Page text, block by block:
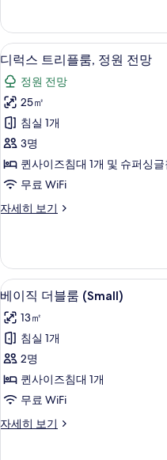
사
진
모
두
보
기
위
트,
정
원
전
망
자
세
히
보
기
디
럭
스
트
리
플
룸,
정
원
망
사
진
모
두
보
기
12
디럭스 트리플룸, 정원 전망
정원 전망
25㎡
침실 1개
3명
퀸사이즈침대 1개 및 슈퍼싱
무료 WiFi
자세히 보기
디
리
플
룸,
정
원
전
자
세
히
보
기
베
이
직
더
블
룸
(Small)
사
4
베이직 더블룸 (Small)
13㎡
침실 1개
2명
퀸사이즈침대 1개
무료 WiFi
자세히 보기
베